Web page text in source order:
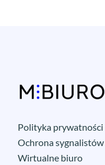
Polityka prywatności
Ochrona sygnalistów
Wirtualne biuro